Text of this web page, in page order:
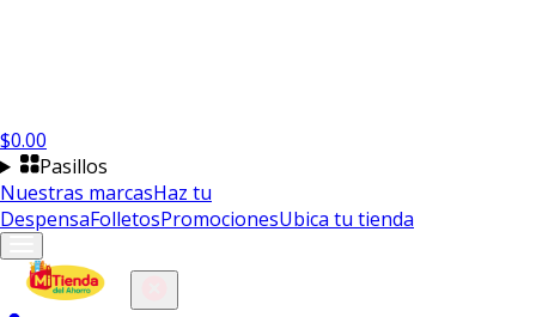
$0.00
Pasillos
Nuestras marcasHaz tu
DespensaFolletosPromocionesUbica tu tienda